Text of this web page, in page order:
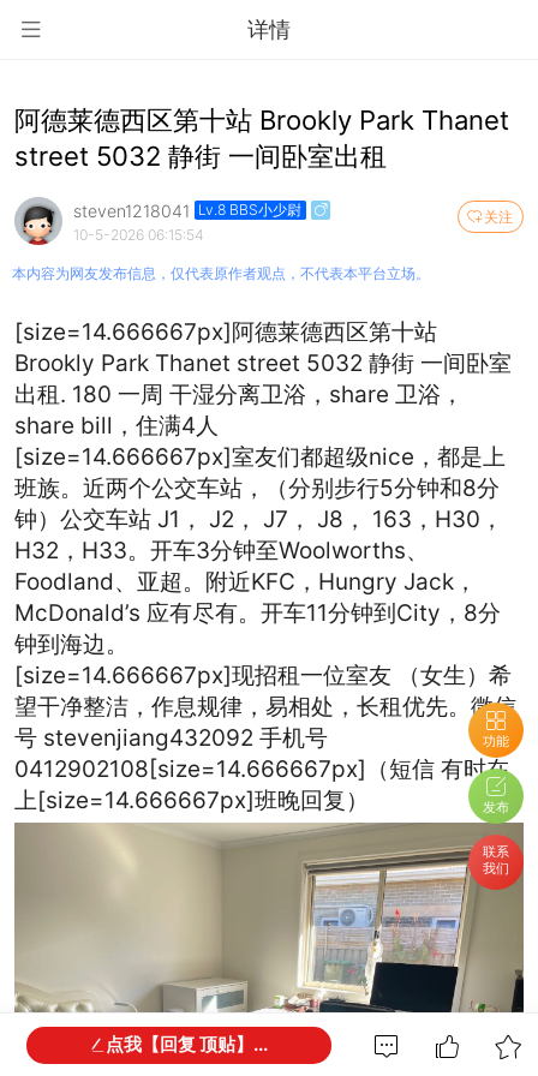
详情
功能
发布
联系
我们
阿德莱德西区第十站 Brookly Park Thanet
street 5032 静街 一间卧室出租
关注
steven1218041 Lv.8 BBS小少尉
10-5-2026 06:15:54
本内容为网友发布信息，仅代表原作者观点，不代表本平台立场。
[size=14.666667px]阿德莱德西区第十站
Brookly Park Thanet street 5032 静街 一间卧室
出租. 180 一周 干湿分离卫浴，share 卫浴，
share bill，住满4人
[size=14.666667px]室友们都超级nice，都是上
班族。近两个公交车站，（分别步行5分钟和8分
钟）公交车站 J1， J2， J7， J8， 163，H30，
H32，H33。开车3分钟至Woolworths、
Foodland、亚超。附近KFC，Hungry Jack，
McDonald’s 应有尽有。开车11分钟到City，8分
钟到海边。
[size=14.666667px]现招租一位室友 （女生）希
望干净整洁，作息规律，易相处，长租优先。微信
号 stevenjiang432092 手机号
0412902108[size=14.666667px]（短信 有时在
上[size=14.666667px]班晚回复）
点我【回复 顶贴】...